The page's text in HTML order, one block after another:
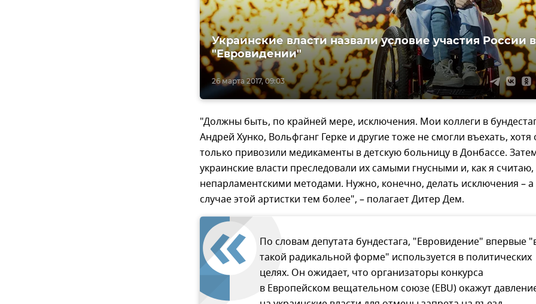
26 марта 2017, 09:03
Украинские власти назвали условие участия России в
"Евровидении"
"Должны быть, по крайней мере, исключения. Мои коллеги в
Андрей Хунко, Вольфганг Герке и другие тоже не смогли въехать, хотя
только привозили медикаменты в детскую больницу в Донбассе.
украинские власти преследовали их самыми гнусными и, как я считаю,
непарламентскими методами. Нужно, конечно, делать исключения – а
случае этой артистки тем более", – полагает Дитер Дем.
По словам депутата бундестага, "Евровидение" впервые
такой радикальной форме" используется в политических
целях. Он ожидает, что организаторы конкурса
в Европейском вещательном союзе (EBU) окажут